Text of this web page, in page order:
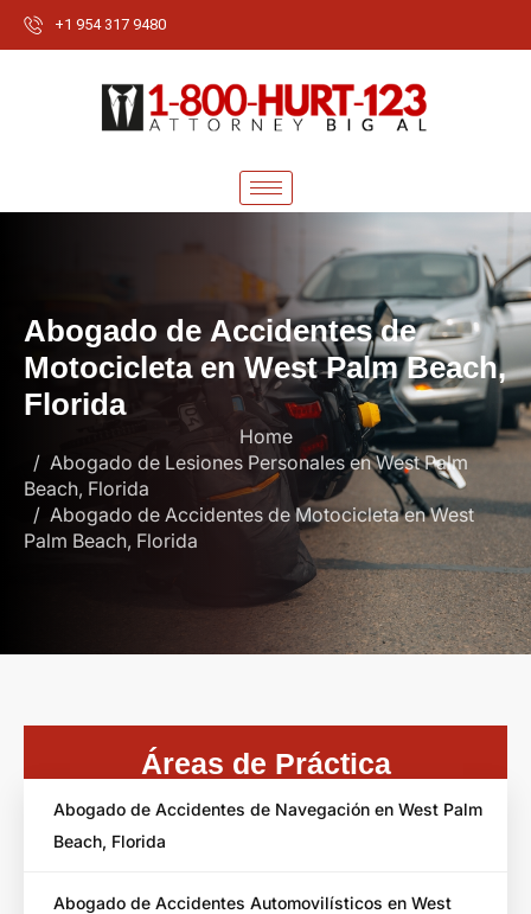
+1 954 317 9480
Abogado de Accidentes de
Motocicleta en West Palm Beach,
Florida
Home
Abogado de Lesiones Personales en West Palm
Beach, Florida
Abogado de Accidentes de Motocicleta en West
Palm Beach, Florida
Áreas de Práctica
Abogado de Accidentes de Navegación en West Palm
Beach, Florida
Abogado de Accidentes Automovilísticos en West